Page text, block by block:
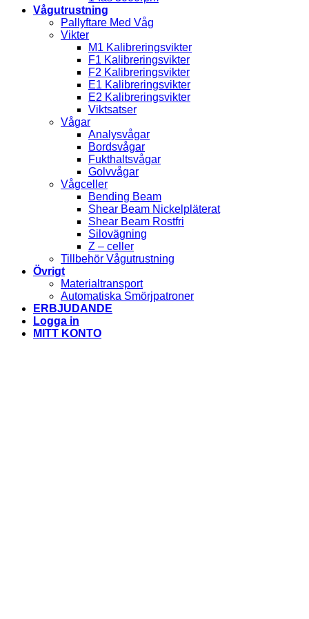
Vågutrustning
Pallyftare Med Våg
Vikter
M1 Kalibreringsvikter
F1 Kalibreringsvikter
F2 Kalibreringsvikter
E1 Kalibreringsvikter
E2 Kalibreringsvikter
Viktsatser
Vågar
Analysvågar
Bordsvågar
Fukthaltsvågar
Golvvågar
Vågceller
Bending Beam
Shear Beam Nickelpläterat
Shear Beam Rostfri
Silovägning
Z – celler
Tillbehör Vågutrustning
Övrigt
Materialtransport
Automatiska Smörjpatroner
ERBJUDANDE
Logga in
MITT KONTO